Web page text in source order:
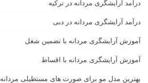
درآمد آرایشگری مردانه در ترکیه
درآمد آرایشگری مردانه در دبی
آموزش آرایشگری مردانه با تضمین شغل
آموزش آرایشگری مردانه با اقساط
بهترین مدل مو برای صورت های مستطیلی مردانه